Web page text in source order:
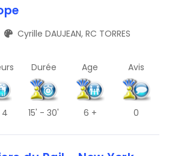
Cyrille DAUJEAN, RC TORRES
Durée
15' - 30'
Age
6 +
Avis
0